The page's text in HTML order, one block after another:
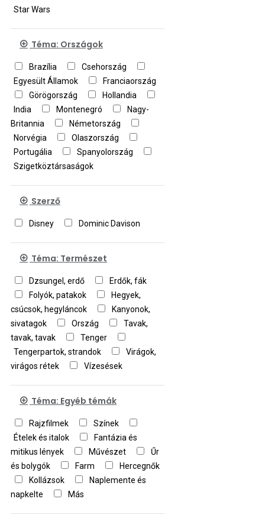
Star Wars
Téma: Országok
Brazília
Csehország
Egyesült Államok
Franciaország
Görögország
Hollandia
India
Montenegró
Nagy-
Britannia
Németország
Norvégia
Olaszország
Portugália
Spanyolország
Szigetköztársaságok
Szerző
Disney Dominic Davison
Téma: Természet
Dzsungel, erdő
Erdők, fák
Folyók, patakok
Hegyek,
csúcsok, hegyláncok
Kanyonok,
sivatagok
Ország
Tavak,
tavak, tavak
Tenger
Tengerpartok, strandok
Virágok,
virágos rétek
Vízesések
Téma: Egyéb témák
Rajzfilmek
Színek
Ételek és italok
Fantázia és
mitikus lények
Művészet
Űr
és bolygók
Farm
Hercegnők
Kollázsok
Naplemente és
napkelte
Más